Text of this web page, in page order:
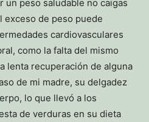
un peso saludable no caigas
exceso de peso puede
cardiovasculares
como la falta del mismo
lenta recuperación de alguna
de mi madre, su delgadez
lo que llevó a los
de verduras en su dieta